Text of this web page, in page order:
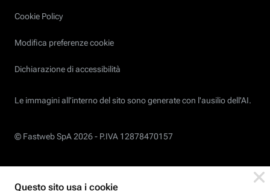
Cookie Policy
Modifica preferenze cookie
Dichiarazione di accessibilità
Le immagini all’interno del sito sono generate con l'ausilio dell'AI.
© Fastweb SpA 2026 - P.IVA 12878470157